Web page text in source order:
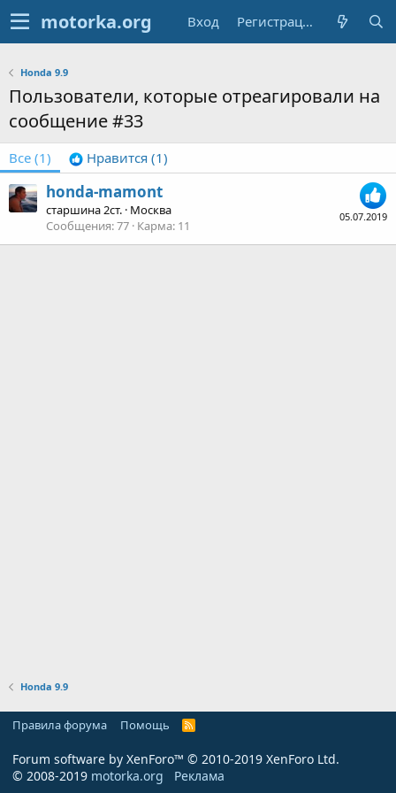
Вход Регистрация
Honda 9.9
Пользователи, которые отреагировали на
сообщение #33
Все (1) Нравится (1)
05.07.2019
honda-mamont
старшина 2ст. · Москва
Сообщения 77 Карма 11
Honda 9.9
Правила форума Помощь
R
Forum software by XenForo™ © 2010-2019 XenForo Ltd.
© 2008-2019 motorka.org Реклама